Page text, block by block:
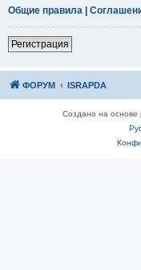
Общие правила |
Регистрация
ФОРУМ ISRAPDA
Создано на основе